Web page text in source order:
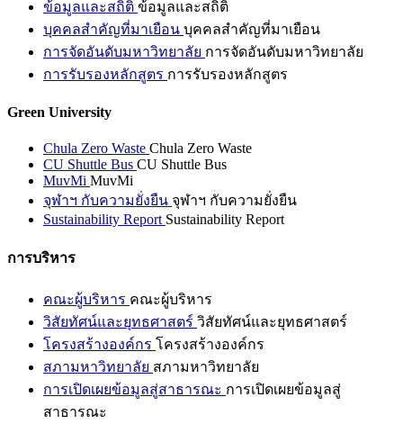
ข้อมูลและสถิติ ข้อมูลและสถิติ
บุคคลสำคัญที่มาเยือน บุคคลสำคัญที่มาเยือน
การจัดอันดับมหาวิทยาลัย การจัดอันดับมหาวิทยาลัย
การรับรองหลักสูตร การรับรองหลักสูตร
Green University
Chula Zero Waste Chula Zero Waste
CU Shuttle Bus CU Shuttle Bus
MuvMi MuvMi
จุฬาฯ กับความยั่งยืน จุฬาฯ กับความยั่งยืน
Sustainability Report Sustainability Report
การบริหาร
คณะผู้บริหาร คณะผู้บริหาร
วิสัยทัศน์และยุทธศาสตร์ วิสัยทัศน์และยุทธศาสตร์
โครงสร้างองค์กร โครงสร้างองค์กร
สภามหาวิทยาลัย สภามหาวิทยาลัย
การเปิดเผยข้อมูลสู่สาธารณะ การเปิดเผยข้อมูลสู่
สาธารณะ